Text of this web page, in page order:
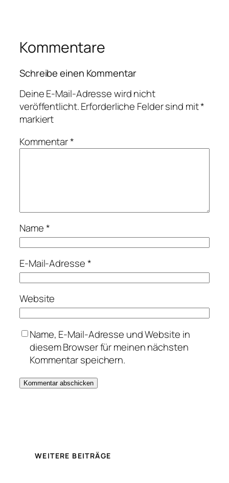
Kommentare
Schreibe einen Kommentar
Deine E-Mail-Adresse wird nicht
veröffentlicht.Erforderliche Felder sind mit*
markiert
Kommentar*
Name*
E-Mail-Adresse*
Website
Name, E-Mail-Adresse und Website in
diesem Browser für meinen nächsten
Kommentar speichern.
WEITERE BEITRÄGE